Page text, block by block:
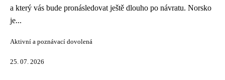
a který vás bude pronásledovat ještě dlouho po návratu. Norsko
je...
Aktivní a poznávací dovolená
25. 07. 2026